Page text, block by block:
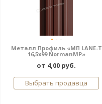
Металл Профиль «МП LАNE-T
16,5х99 NormanMP»
от 4,00 руб.
Выбрать продавца